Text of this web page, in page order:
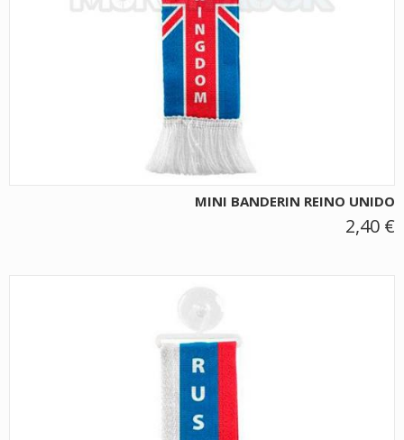
MINI BANDERIN REINO UNIDO
2,40 €